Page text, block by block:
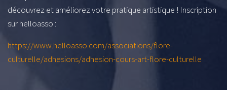
découvrez et améliorez votre pratique artistique ! Inscription
sur helloasso :
https://www.helloasso.com/associations/flore-
culturelle/adhesions/adhesion-cours-art-flore-culturelle